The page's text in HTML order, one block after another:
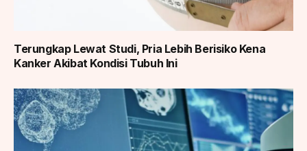
Terungkap Lewat Studi, Pria Lebih Berisiko Kena
Kanker Akibat Kondisi Tubuh Ini